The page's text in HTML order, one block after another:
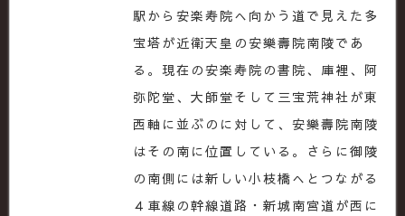
駅から安楽寿院へ向かう道で見えた多
宝塔が近衛天皇の安樂壽院南陵であ
る。現在の安楽寿院の書院、庫裡、阿
弥陀堂、大師堂そして三宝荒神社が東
西軸に並ぶのに対して、安樂壽院南陵
はその南に位置している。さらに御陵
の南側には新しい小枝橋へとつながる
４車線の幹線道路・新城南宮道が西に